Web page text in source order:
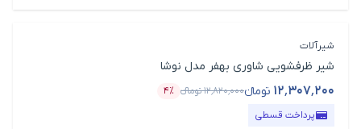
شیرآلات
شیر ظرفشویی شاوری بهفر مدل نوشا
۱۲٬۳۰۷٬۲۰۰ تومانء۱۲٬۸۲۰٬۰۰۰تومانء
قیمت محصول
۴٪
درصد تخفیف
پرداخت قسطی